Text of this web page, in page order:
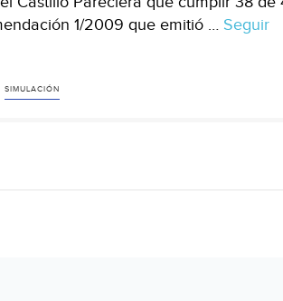
1/2009 que emitió … Seguir
SIMULACIÓN